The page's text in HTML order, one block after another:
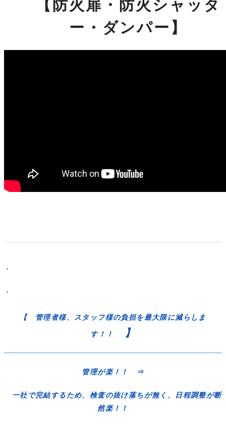
【防火扉・防火シャッタ
ー・ダンパー】
・
・
【 管理者様、スタッフ様の負担を最大限に減らしま
す！！ 】
管理が楽！！ ⇒
一社で完結するため、検査の抜け落ちが無く、日程調整が断
然楽！！